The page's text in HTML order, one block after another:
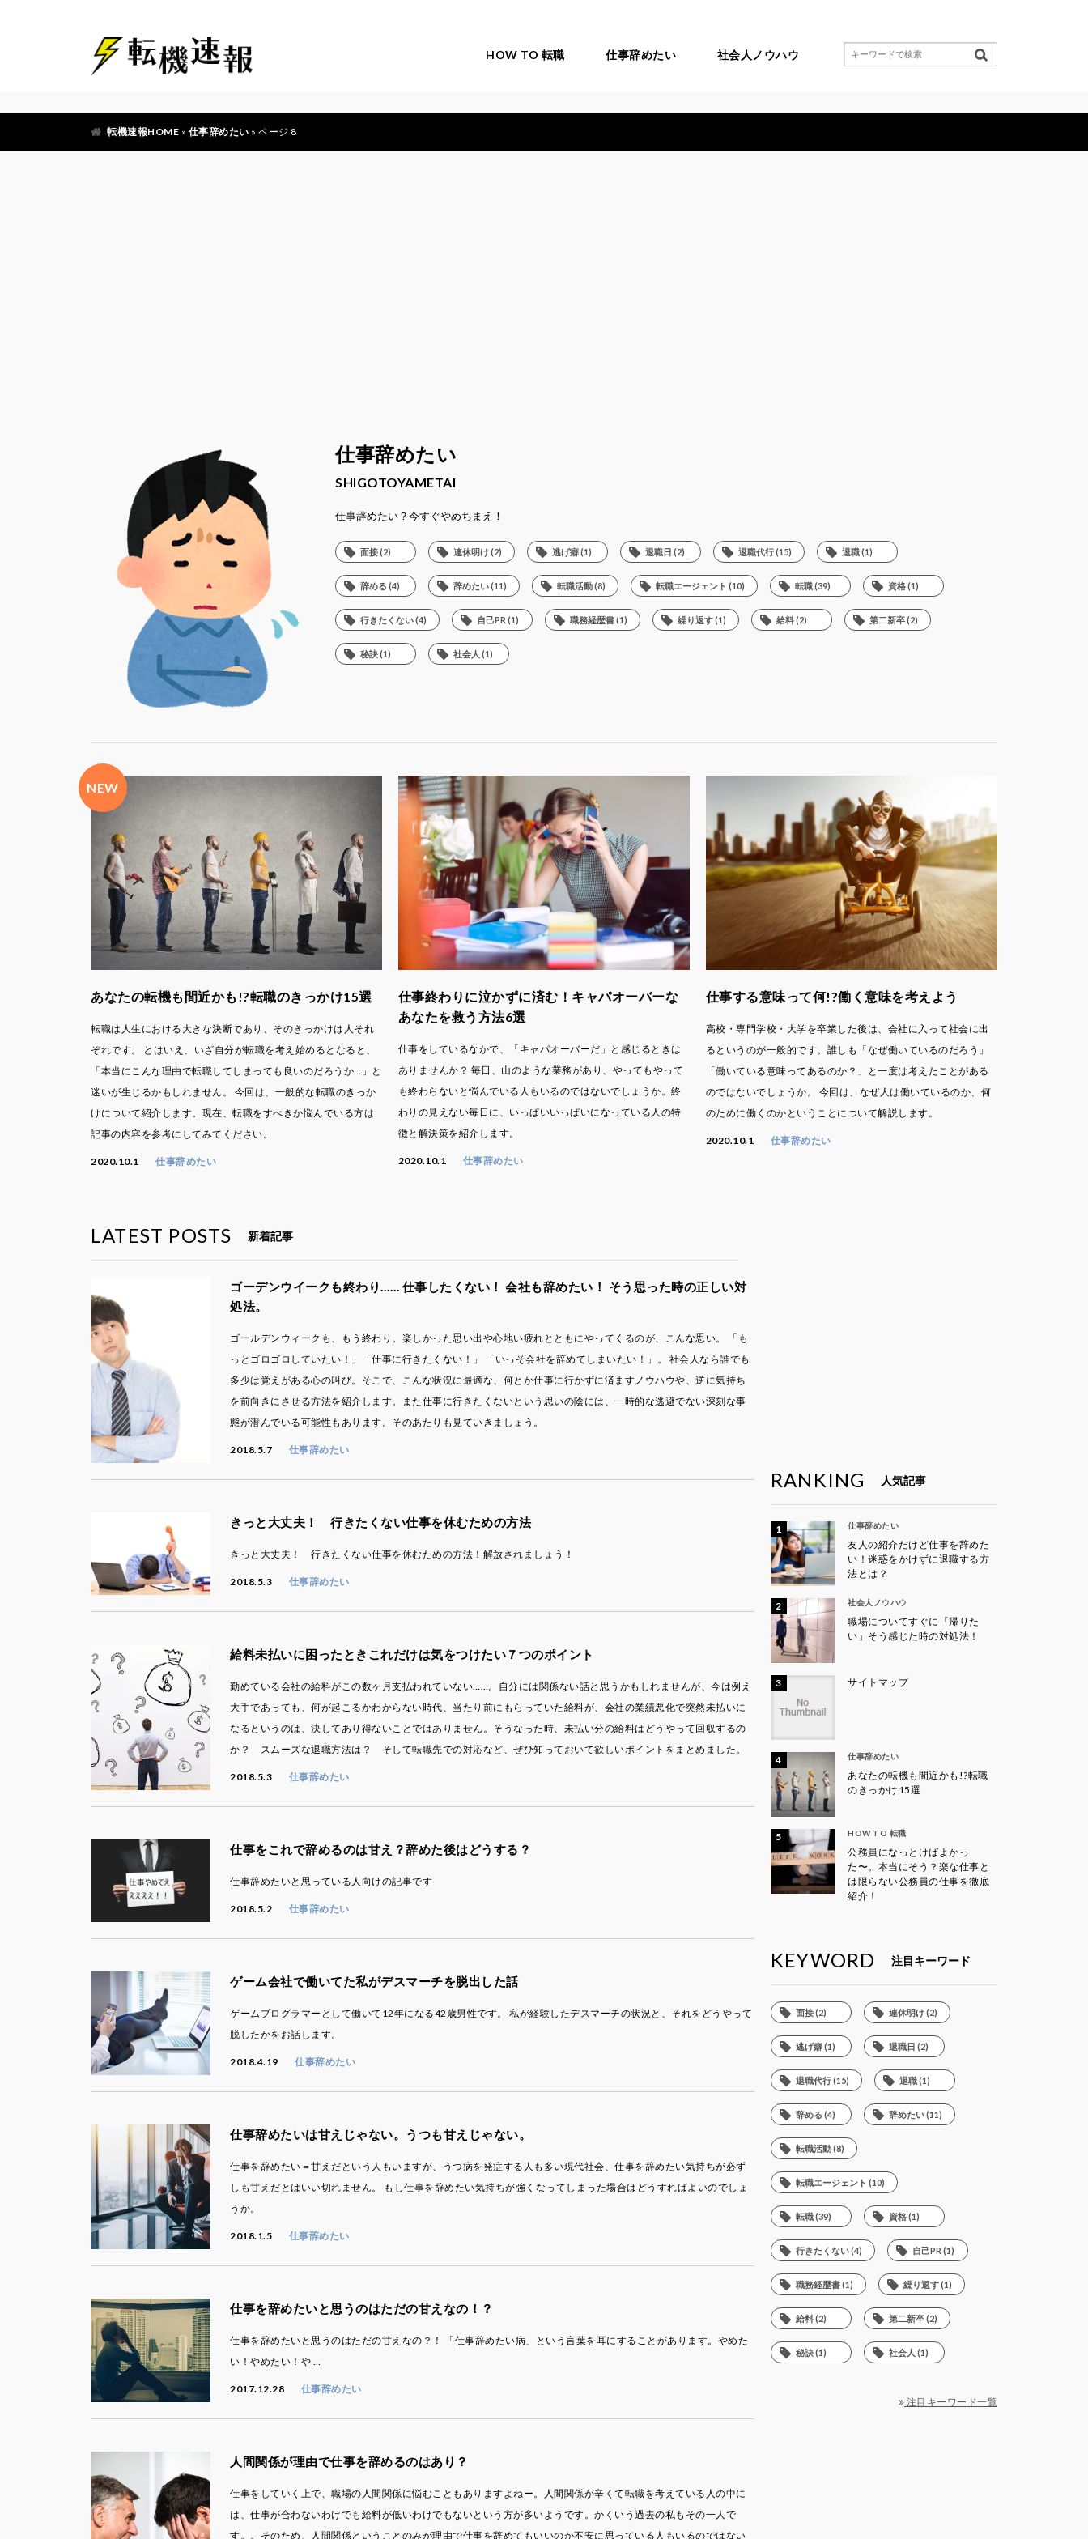
HOW TO 転職 仕事辞めたい 社会人ノウハウ
転機速報HOME » 仕事辞めたい » ページ 8
仕事辞めたい
SHIGOTOYAMETAI
仕事辞めたい？今すぐやめちまえ！
面接 (2) 連休明け (2) 逃げ癖 (1) 退職日 (2) 退職代行 (15) 退職 (1)
辞める (4) 辞めたい (11) 転職活動 (8) 転職エージェント (10) 転職 (39) 資格 (1)
行きたくない (4) 自己PR (1) 職務経歴書 (1) 繰り返す (1) 給料 (2) 第二新卒 (2)
秘訣 (1) 社会人 (1)
あなたの転機も間近かも!?転職のきっかけ15選
転職は人生における大きな決断であり、そのきっかけは人それ
ぞれです。 とはいえ、いざ自分が転職を考え始めるとなると、
「本当にこんな理由で転職してしまっても良いのだろうか…」と
迷いが生じるかもしれません。 今回は、一般的な転職のきっか
けについて紹介します。現在、転職をすべきか悩んでいる方は
記事の内容を参考にしてみてください。
2020.10.1 仕事辞めたい
仕事終わりに泣かずに済む！キャパオーバーな
あなたを救う方法6選
仕事をしているなかで、「キャパオーバーだ」と感じるときは
ありませんか？ 毎日、山のような業務があり、やってもやって
も終わらないと悩んでいる人もいるのではないでしょうか。終
わりの見えない毎日に、いっぱいいっぱいになっている人の特
徴と解決策を紹介します。
2020.10.1 仕事辞めたい
仕事する意味って何!?働く意味を考えよう
高校・専門学校・大学を卒業した後は、会社に入って社会に出
るというのが一般的です。誰しも「なぜ働いているのだろう」
「働いている意味ってあるのか？」と一度は考えたことがある
のではないでしょうか。 今回は、なぜ人は働いているのか、何
のために働くのかということについて解説します。
2020.10.1 仕事辞めたい
LATEST POSTS 新着記事
ゴーデンウイークも終わり…… 仕事したくない！ 会社も辞めたい！ そう思った時の正しい対
処法。
ゴールデンウィークも、もう終わり。楽しかった思い出や心地い疲れとともにやってくるのが、こんな思い。 「も
っとゴロゴロしていたい！」「仕事に行きたくない！」 「いっそ会社を辞めてしまいたい！」。 社会人なら誰でも
多少は覚えがある心の叫び。そこで、こんな状況に最適な、何とか仕事に行かずに済ますノウハウや、逆に気持ち
を前向きにさせる方法を紹介します。また仕事に行きたくないという思いの陰には、一時的な逃避でない深刻な事
態が潜んでいる可能性もあります。そのあたりも見ていきましょう。
2018.5.7 仕事辞めたい
きっと大丈夫！ 行きたくない仕事を休むための方法
きっと大丈夫！ 行きたくない仕事を休むための方法！解放されましょう！
2018.5.3 仕事辞めたい
給料未払いに困ったときこれだけは気をつけたい７つのポイント
勤めている会社の給料がこの数ヶ月支払われていない……。自分には関係ない話と思うかもしれませんが、今は例え
大手であっても、何が起こるかわからない時代、当たり前にもらっていた給料が、会社の業績悪化で突然未払いに
なるというのは、決してあり得ないことではありません。そうなった時、未払い分の給料はどうやって回収するの
か？ スムーズな退職方法は？ そして転職先での対応など、ぜひ知っておいて欲しいポイントをまとめました。
2018.5.3 仕事辞めたい
仕事をこれで辞めるのは甘え？辞めた後はどうする？
仕事辞めたいと思っている人向けの記事です
2018.5.2 仕事辞めたい
ゲーム会社で働いてた私がデスマーチを脱出した話
ゲームプログラマーとして働いて12年になる42歳男性です。 私が経験したデスマーチの状況と、それをどうやって
脱したかをお話します。
2018.4.19 仕事辞めたい
仕事辞めたいは甘えじゃない。うつも甘えじゃない。
仕事を辞めたい＝甘えだという人もいますが、うつ病を発症する人も多い現代社会、仕事を辞めたい気持ちが必ず
しも甘えだとはいい切れません。 もし仕事を辞めたい気持ちが強くなってしまった場合はどうすればよいのでしょ
うか。
2018.1.5 仕事辞めたい
仕事を辞めたいと思うのはただの甘えなの！？
仕事を辞めたいと思うのはただの甘えなの？！ 「仕事辞めたい病」という言葉を耳にすることがあります。やめた
い！やめたい！や …
2017.12.28 仕事辞めたい
人間関係が理由で仕事を辞めるのはあり？
仕事をしていく上で、職場の人間関係に悩むこともありますよねー。人間関係が辛くて転職を考えている人の中に
は、仕事が合わないわけでも給料が低いわけでもないという方が多いようです。かくいう過去の私もその一人で
す。。そのため、人間関係ということのみが理由で仕事を辞めてもいいのか不安に思っている人もいるのではない
RANKING 人気記事
仕事辞めたい
友人の紹介だけど仕事を辞めた
い！迷惑をかけずに退職する方
法とは？
社会人ノウハウ
職場についてすぐに「帰りた
い」そう感じた時の対処法！
サイトマップ
仕事辞めたい
あなたの転機も間近かも!?転職
のきっかけ15選
HOW TO 転職
公務員になっとけばよかっ
た〜。本当にそう？楽な仕事と
は限らない公務員の仕事を徹底
紹介！
KEYWORD 注目キーワード
面接 (2) 連休明け (2)
逃げ癖 (1) 退職日 (2)
退職代行 (15) 退職 (1)
辞める (4) 辞めたい (11)
転職活動 (8)
転職エージェント (10)
転職 (39) 資格 (1)
行きたくない (4) 自己PR (1)
職務経歴書 (1) 繰り返す (1)
給料 (2) 第二新卒 (2)
秘訣 (1) 社会人 (1)
注目キーワード一覧